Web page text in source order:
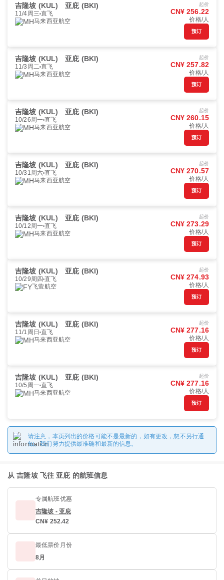
吉隆坡 (KUL) 亚庇 (BKI)
11/4周三 直飞
马来西亚航空
起价
CN¥ 256.22
价格/人
预订
吉隆坡 (KUL) 亚庇 (BKI)
11/3周二 直飞
马来西亚航空
起价
CN¥ 257.82
价格/人
预订
吉隆坡 (KUL) 亚庇 (BKI)
10/26周一 直飞
马来西亚航空
起价
CN¥ 260.15
价格/人
预订
吉隆坡 (KUL) 亚庇 (BKI)
10/31周六 直飞
马来西亚航空
起价
CN¥ 270.57
价格/人
预订
吉隆坡 (KUL) 亚庇 (BKI)
10/12周一 直飞
马来西亚航空
起价
CN¥ 273.29
价格/人
预订
吉隆坡 (KUL) 亚庇 (BKI)
10/29周四 直飞
飞萤航空
起价
CN¥ 274.93
价格/人
预订
吉隆坡 (KUL) 亚庇 (BKI)
11/1周日 直飞
马来西亚航空
起价
CN¥ 277.16
价格/人
预订
吉隆坡 (KUL) 亚庇 (BKI)
10/5周一 直飞
马来西亚航空
起价
CN¥ 277.16
价格/人
预订
请注意，本页列出的价格可能不是最新的，如有更改，恕不另行通
知。我们努力提供最准确和最新的信息。
从 吉隆坡 飞往 亚庇 的航班信息
专属航班优惠
吉隆坡 - 亚庇
CN¥ 252.42
最低票价月份
8月